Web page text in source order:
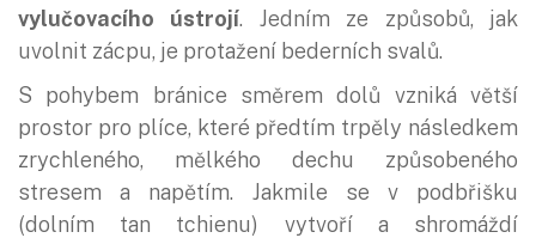
vylučovacího ústrojí. Jedním ze způsobů, jak
uvolnit zácpu, je protažení bederních svalů.
S pohybem bránice směrem dolů vzniká větší
prostor pro plíce, které předtím trpěly následkem
zrychleného, mělkého dechu způsobeného
stresem a napětím. Jakmile se v podbřišku
(dolním tan tchienu) vytvoří a shromáždí